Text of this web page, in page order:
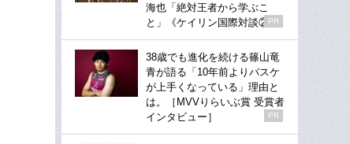
海也「絶対王者から学ぶこ
と」《ケイリン国際対談②》
PR
38歳でも進化を続ける篠山竜
青が語る「10年前よりバスケ
が上手くなっている」理由と
は。［MVVりらいぶ賞 受賞者
インタビュー］
PR